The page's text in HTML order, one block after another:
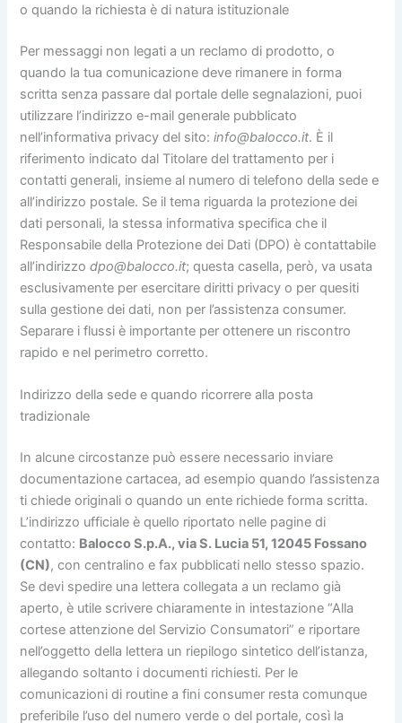
o quando la richiesta è di natura istituzionale
Per messaggi non legati a un reclamo di prodotto, o
quando la tua comunicazione deve rimanere in forma
scritta senza passare dal portale delle segnalazioni, puoi
utilizzare l’indirizzo e-mail generale pubblicato
nell’informativa privacy del sito:info@balocco.it. È il
riferimento indicato dal Titolare del trattamento per i
contatti generali, insieme al numero di telefono della sede e
all’indirizzo postale. Se il tema riguarda la protezione dei
dati personali, la stessa informativa specifica che il
Responsabile della Protezione dei Dati (DPO) è contattabile
all’indirizzodpo@balocco.it; questa casella, però, va usata
esclusivamente per esercitare diritti privacy o per quesiti
sulla gestione dei dati, non per l’assistenza consumer.
Separare i flussi è importante per ottenere un riscontro
rapido e nel perimetro corretto.
Indirizzo della sede e quando ricorrere alla posta
tradizionale
In alcune circostanze può essere necessario inviare
documentazione cartacea, ad esempio quando l’assistenza
ti chiede originali o quando un ente richiede forma scritta.
L’indirizzo ufficiale è quello riportato nelle pagine di
contatto: Balocco S.p.A., via S. Lucia 51, 12045 Fossano
(CN), con centralino e fax pubblicati nello stesso spazio.
Se devi spedire una lettera collegata a un reclamo già
aperto, è utile scrivere chiaramente in intestazione “Alla
cortese attenzione del Servizio Consumatori” e riportare
nell’oggetto della lettera un riepilogo sintetico dell’istanza,
allegando soltanto i documenti richiesti. Per le
comunicazioni di routine a fini consumer resta comunque
preferibile l’uso del numero verde o del portale, così la